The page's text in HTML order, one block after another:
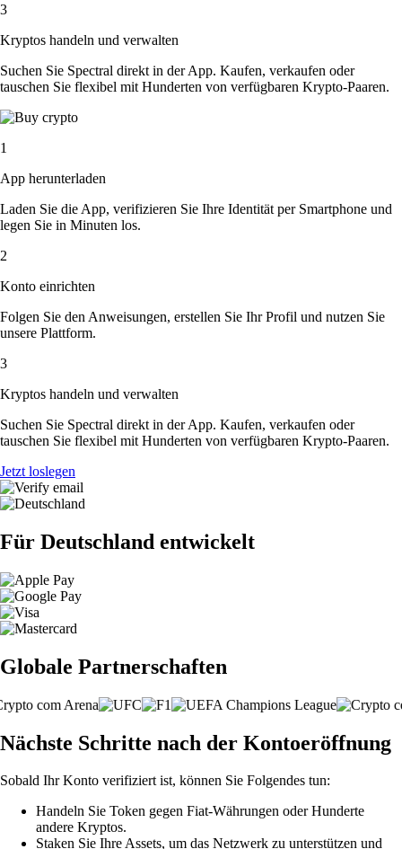
3
Kryptos handeln und verwalten
Suchen Sie Spectral direkt in der App. Kaufen, verkaufen oder
tauschen Sie flexibel mit Hunderten von verfügbaren Krypto-Paaren.
1
App herunterladen
Laden Sie die App, verifizieren Sie Ihre Identität per Smartphone und
legen Sie in Minuten los.
2
Konto einrichten
Folgen Sie den Anweisungen, erstellen Sie Ihr Profil und nutzen Sie
unsere Plattform.
3
Kryptos handeln und verwalten
Suchen Sie Spectral direkt in der App. Kaufen, verkaufen oder
tauschen Sie flexibel mit Hunderten von verfügbaren Krypto-Paaren.
Jetzt loslegen
Für Deutschland entwickelt
Globale Partnerschaften
Nächste Schritte nach der Kontoeröffnung
Sobald Ihr Konto verifiziert ist, können Sie Folgendes tun:
Handeln Sie Token gegen Fiat-Währungen oder Hunderte
andere Kryptos.
Staken Sie Ihre Assets, um das Netzwerk zu unterstützen und